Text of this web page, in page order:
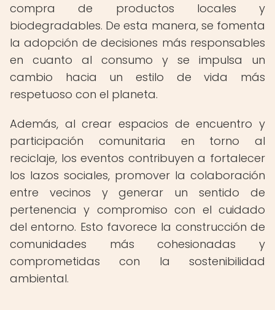
compra de productos locales y
biodegradables. De esta manera, se fomenta
la adopción de decisiones más responsables
en cuanto al consumo y se impulsa un
cambio hacia un estilo de vida más
respetuoso con el planeta.
Además, al crear espacios de encuentro y
participación comunitaria en torno al
reciclaje, los eventos contribuyen a fortalecer
los lazos sociales, promover la colaboración
entre vecinos y generar un sentido de
pertenencia y compromiso con el cuidado
del entorno. Esto favorece la construcción de
comunidades más cohesionadas y
comprometidas con la sostenibilidad
ambiental.